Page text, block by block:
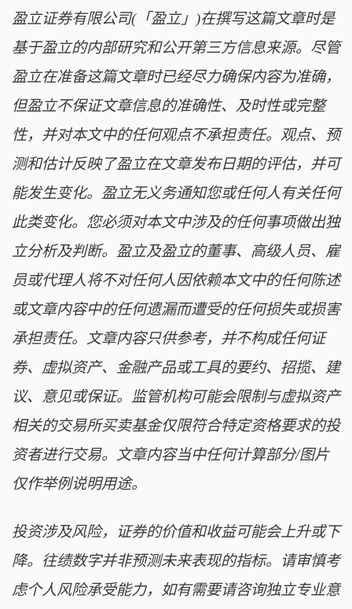
盈立证券有限公司(「盈立」)在撰写这篇文章时是
基于盈立的内部研究和公开第三方信息来源。尽管
盈立在准备这篇文章时已经尽力确保内容为准确，
但盈立不保证文章信息的准确性、及时性或完整
性，并对本文中的任何观点不承担责任。观点、预
测和估计反映了盈立在文章发布日期的评估，并可
能发生变化。盈立无义务通知您或任何人有关任何
此类变化。您必须对本文中涉及的任何事项做出独
立分析及判断。盈立及盈立的董事、高级人员、雇
员或代理人将不对任何人因依赖本文中的任何陈述
或文章内容中的任何遗漏而遭受的任何损失或损害
承担责任。文章内容只供参考，并不构成任何证
券、虚拟资产、金融产品或工具的要约、招揽、建
议、意见或保证。监管机构可能会限制与虚拟资产
相关的交易所买卖基金仅限符合特定资格要求的投
资者进行交易。文章内容当中任何计算部分/图片
仅作举例说明用途。
投资涉及风险，证券的价值和收益可能会上升或下
降。往绩数字并非预测未来表现的指标。请审慎考
虑个人风险承受能力，如有需要请咨询独立专业意